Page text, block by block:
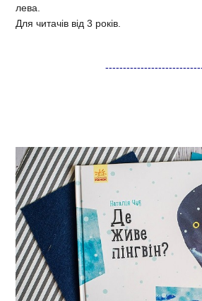
лева.
Для читачів від 3 років.